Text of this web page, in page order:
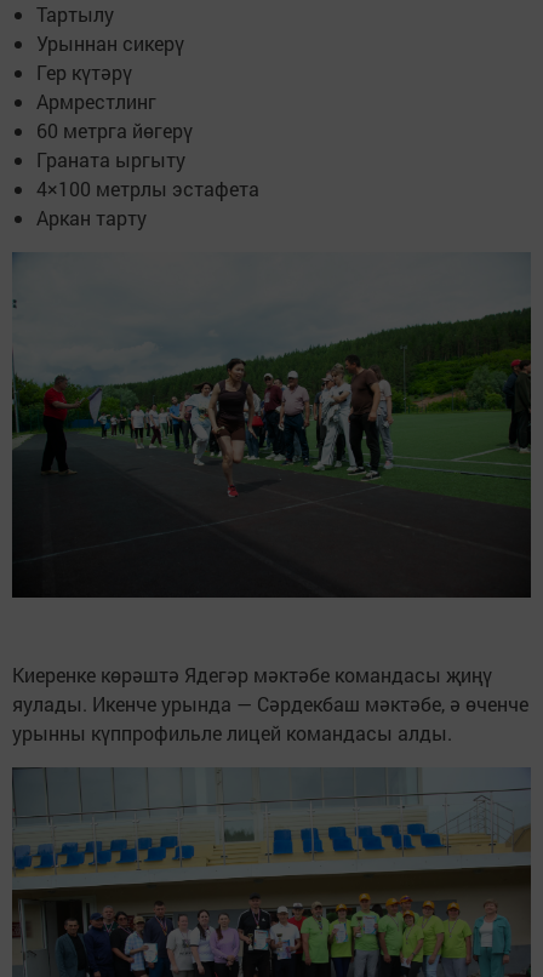
Тартылу
Урыннан сикерү
Гер күтәрү
Армрестлинг
60 метрга йөгерү
Граната ыргыту
4×100 метрлы эстафета
Аркан тарту
Киеренке көрәштә Ядегәр мәктәбе командасы җиңү
яулады. Икенче урында — Сәрдекбаш мәктәбе, ә өченче
урынны күппрофильле лицей командасы алды.